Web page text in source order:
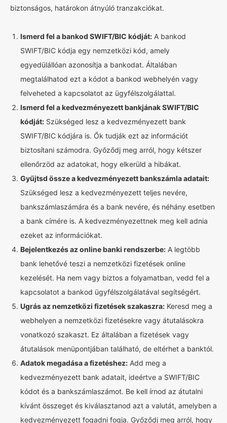
biztonságos, határokon átnyúló tranzakciókat.
Ismerd fel a bankod SWIFT/BIC kódját: A bankod
SWIFT/BIC kódja egy nemzetközi kód, amely
egyedülállóan azonosítja a bankodat. Általában
megtalálhatod ezt a kódot a bankod webhelyén vagy
felveheted a kapcsolatot az ügyfélszolgálattal.
Ismerd fel a kedvezményezett bankjának SWIFT/BIC
kódját: Szükséged lesz a kedvezményezett bank
SWIFT/BIC kódjára is. Ők tudják ezt az információt
biztosítani számodra. Győződj meg arról, hogy kétszer
ellenőrzöd az adatokat, hogy elkerüld a hibákat.
Gyűjtsd össze a kedvezményezett bankszámla adatait:
Szükséged lesz a kedvezményezett teljes nevére,
bankszámlaszámára és a bank nevére, és néhány esetben
a bank címére is. A kedvezményezettnek meg kell adnia
ezeket az információkat.
Bejelentkezés az online banki rendszerbe: A legtöbb
bank lehetővé teszi a nemzetközi fizetések online
kezelését. Ha nem vagy biztos a folyamatban, vedd fel a
kapcsolatot a bankod ügyfélszolgálatával segítségért.
Ugrás az nemzetközi fizetések szakaszra: Keresd meg a
webhelyen a nemzetközi fizetésekre vagy átutalásokra
vonatkozó szakaszt. Ez általában a fizetések vagy
átutalások menüpontjában található, de eltérhet a banktól.
Adatok megadása a fizetéshez: Add meg a
kedvezményezett bank adatait, ideértve a SWIFT/BIC
kódot és a bankszámlaszámot. Be kell írnod az átutalni
kívánt összeget és kiválasztanod azt a valutát, amelyben a
kedvezményezett fogadni fogja. Győződj meg arról, hogy